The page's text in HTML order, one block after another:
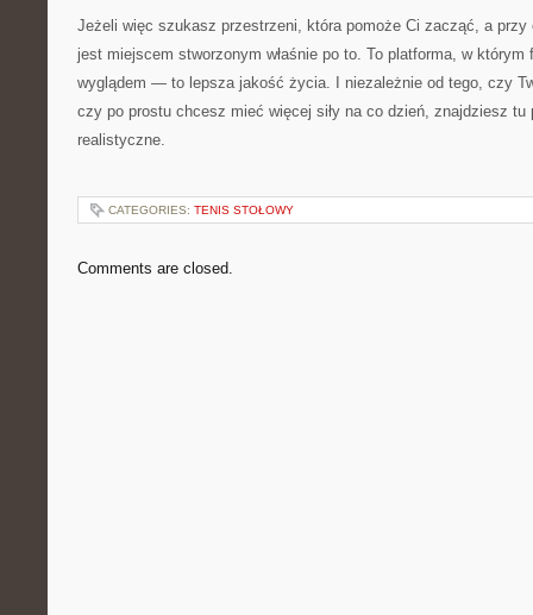
Jeżeli więc szukasz przestrzeni, która pomoże Ci zacząć, a
jest miejscem stworzonym właśnie po to. To platforma, w
wyglądem — to lepsza jakość życia. I niezależnie od tego, czy
czy po prostu chcesz mieć więcej siły na co dzień, znajdziesz tu
realistyczne.
CATEGORIES: TENIS STOŁOWY
Comments are closed.